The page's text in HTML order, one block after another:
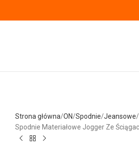
Strona główna ON Spodnie Jeansowe
Spodnie Materiałowe Jogger Ze